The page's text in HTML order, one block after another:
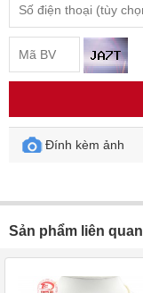
Đính kèm ảnh
Sản phẩm liên quan